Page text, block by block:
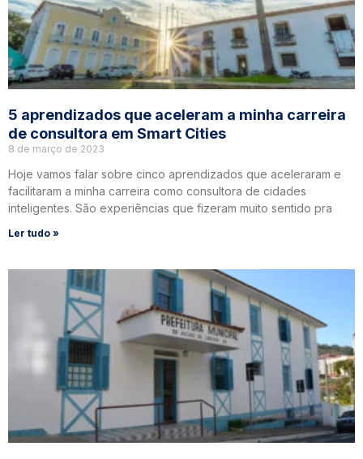
5 aprendizados que aceleram a minha carreira
de consultora em Smart Cities
8 de março de 2023
Hoje vamos falar sobre cinco aprendizados que aceleraram e
facilitaram a minha carreira como consultora de cidades
inteligentes. São experiências que fizeram muito sentido pra
Ler tudo »